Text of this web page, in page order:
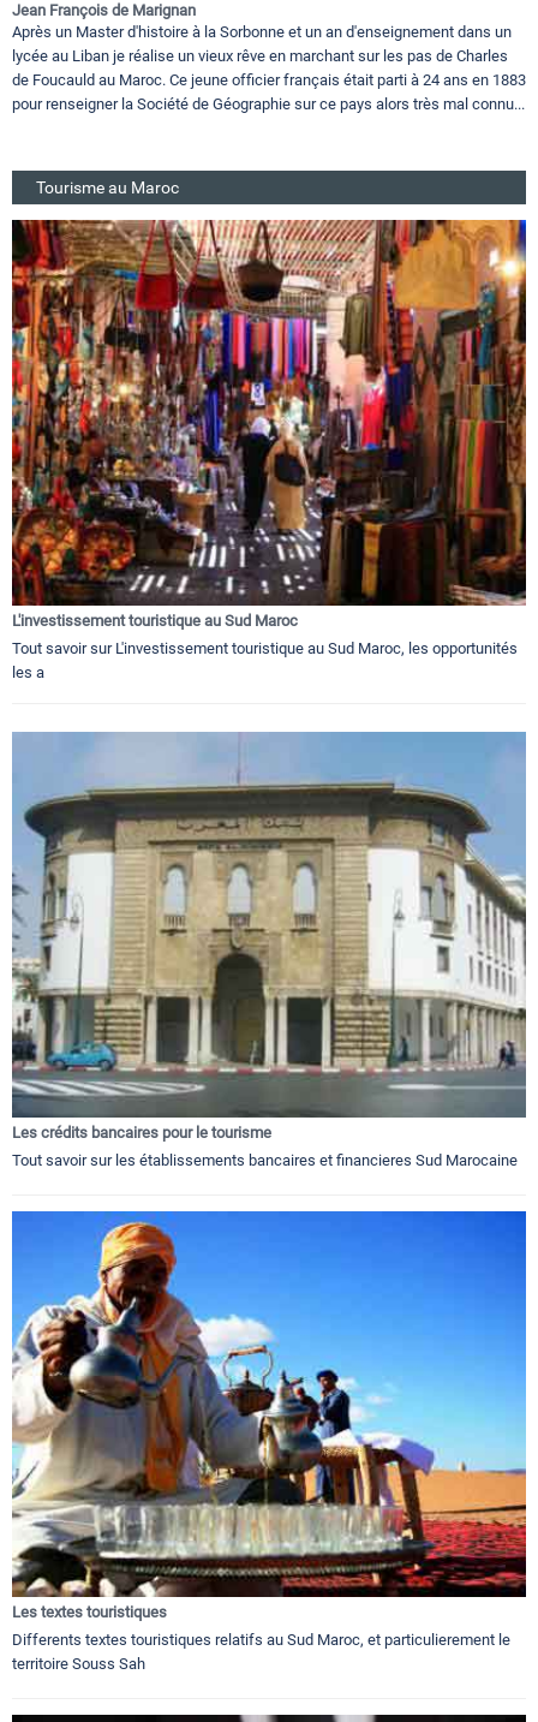
Jean François de Marignan
Après un Master d'histoire à la Sorbonne et un an d'enseignement dans un
lycée au Liban je réalise un vieux rêve en marchant sur les pas de Charles
de Foucauld au Maroc. Ce jeune officier français était parti à 24 ans en 1883
pour renseigner la Société de Géographie sur ce pays alors très mal connu...
Tourisme au Maroc
L'investissement touristique au Sud Maroc
Tout savoir sur L'investissement touristique au Sud Maroc, les opportunités
les a
Les crédits bancaires pour le tourisme
Tout savoir sur les établissements bancaires et financieres Sud Marocaine
Les textes touristiques
Differents textes touristiques relatifs au Sud Maroc, et particulierement le
territoire Souss Sah